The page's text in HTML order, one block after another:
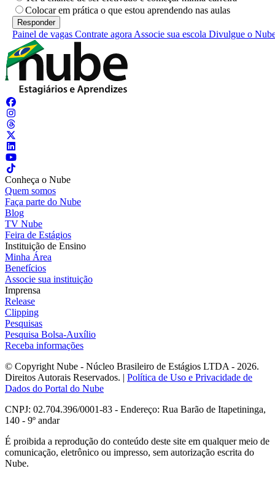
Colocar em prática o que estou aprendendo nas aulas
Painel de vagas Contrate agora Associe sua escola Divulgue o
Conheça o Nube
Quem somos
Faça parte do Nube
Blog
TV Nube
Feira de Estágios
Instituição de Ensino
Minha Área
Benefícios
Associe sua instituição
Imprensa
Release
Clipping
Pesquisas
Pesquisa Bolsa-Auxílio
Receba informações
© Copyright Nube - Núcleo Brasileiro de Estágios LTDA - 2026.
Direitos Autorais Reservados. | Política de Uso e Privacidade de
Dados do Portal do Nube
CNPJ: 02.704.396/0001-83 - Endereço: Rua Barão de Itapetininga,
140 - 9º andar
É proibida a reprodução do conteúdo deste site em qualquer meio de
comunicação, eletrônico ou impresso, sem autorização escrita do
Nube.